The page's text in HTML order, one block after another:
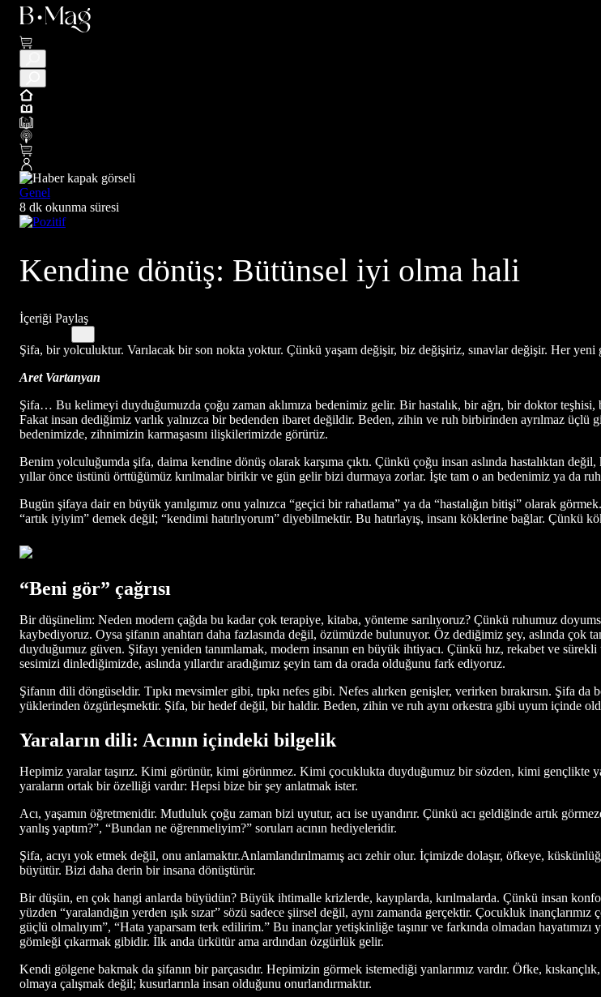
Genel
8 dk okunma süresi
Kendine dönüş: Bütünsel iyi olma hali
İçeriği Paylaş
Şifa, bir yolculuktur. Varılacak bir son nokta yoktur. Çünkü yaşam değişir, biz değişiriz, sınavlar değişir. Her
Aret Vartanyan
Şifa… Bu kelimeyi duyduğumuzda çoğu zaman aklımıza bedenimiz gelir. Bir hastalık, bir ağrı, bir doktor
Fakat insan dediğimiz varlık yalnızca bir bedenden ibaret değildir. Beden, zihin ve ruh birbirinden ayrılmaz üçlü
bedenimizde, zihnimizin karmaşasını ilişkilerimizde görürüz.
Benim yolculuğumda şifa, daima kendine dönüş olarak karşıma çıktı. Çünkü çoğu insan aslında hastalıktan
yıllar önce üstünü örttüğümüz kırılmalar birikir ve gün gelir bizi durmaya zorlar. İşte tam o an bedenimiz ya da
Bugün şifaya dair en büyük yanılgımız onu yalnızca “geçici bir rahatlama” ya da “hastalığın bitişi” olarak
“artık iyiyim” demek değil; “kendimi hatırlıyorum” diyebilmektir. Bu hatırlayış, insanı köklerine bağlar. Çünkü
“Beni gör” çağrısı
Bir düşünelim: Neden modern çağda bu kadar çok terapiye, kitaba, yönteme sarılıyoruz? Çünkü ruhumuz
kaybediyoruz. Oysa şifanın anahtarı daha fazlasında değil, özümüzde bulunuyor. Öz dediğimiz şey, aslında
duyduğumuz güven. Şifayı yeniden tanımlamak, modern insanın en büyük ihtiyacı. Çünkü hız, rekabet ve
sesimizi dinlediğimizde, aslında yıllardır aradığımız şeyin tam da orada olduğunu fark ediyoruz.
Şifanın dili döngüseldir. Tıpkı mevsimler gibi, tıpkı nefes gibi. Nefes alırken genişler, verirken bırakırsın. Şifa
yüklerinden özgürleşmektir. Şifa, bir hedef değil, bir haldir. Beden, zihin ve ruh aynı orkestra gibi uyum içinde
Yaraların dili: Acının içindeki bilgelik
Hepimiz yaralar taşırız. Kimi görünür, kimi görünmez. Kimi çocuklukta duyduğumuz bir sözden, kimi gençlikte
yaraların ortak bir özelliği vardır: Hepsi bize bir şey anlatmak ister.
Acı, yaşamın öğretmenidir. Mutluluk çoğu zaman bizi uyutur, acı ise uyandırır. Çünkü acı geldiğinde artık
yanlış yaptım?”, “Bundan ne öğrenmeliyim?” soruları acının hediyeleridir.
Şifa, acıyı yok etmek değil, onu anlamaktır.Anlamlandırılmamış acı zehir olur. İçimizde dolaşır, öfkeye,
büyütür. Bizi daha derin bir insana dönüştürür.
Bir düşün, en çok hangi anlarda büyüdün? Büyük ihtimalle krizlerde, kayıplarda, kırılmalarda. Çünkü insan
yüzden “yaralandığın yerden ışık sızar” sözü sadece şiirsel değil, aynı zamanda gerçektir. Çocukluk
güçlü olmalıyım”, “Hata yaparsam terk edilirim.” Bu inançlar yetişkinliğe taşınır ve farkında olmadan
gömleği çıkarmak gibidir. İlk anda ürkütür ama ardından özgürlük gelir.
Kendi gölgene bakmak da şifanın bir parçasıdır. Hepimizin görmek istemediği yanlarımız vardır. Öfke,
olmaya çalışmak değil; kusurlarınla insan olduğunu onurlandırmaktır.